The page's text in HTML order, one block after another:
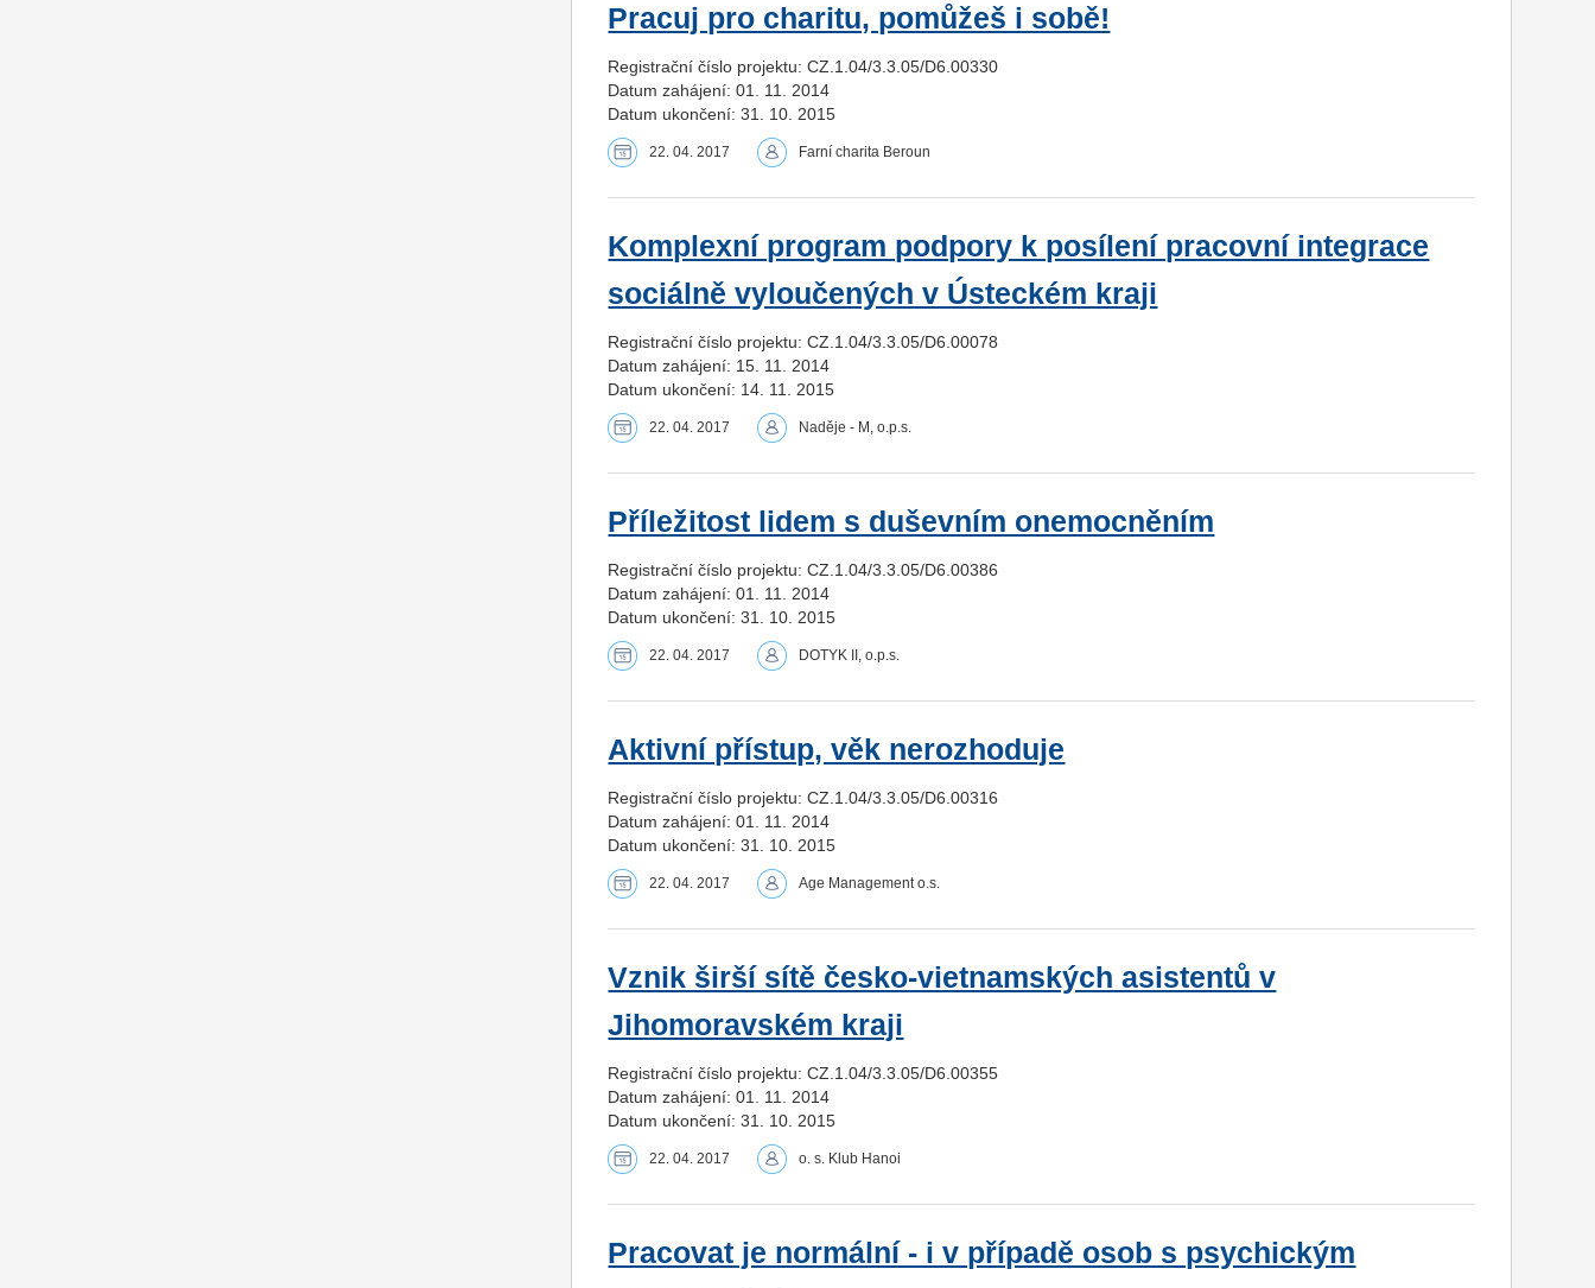
Pracuj pro charitu, pomůžeš i sobě!
Registrační číslo projektu: CZ.1.04/3.3.05/D6.00330
Datum zahájení: 01. 11. 2014
Datum ukončení: 31. 10. 2015
22. 04. 2017 Farní charita Beroun
Komplexní program podpory k posílení pracovní integrace
sociálně vyloučených v Ústeckém kraji
Registrační číslo projektu: CZ.1.04/3.3.05/D6.00078
Datum zahájení: 15. 11. 2014
Datum ukončení: 14. 11. 2015
22. 04. 2017 Naděje - M, o.p.s.
Příležitost lidem s duševním onemocněním
Registrační číslo projektu: CZ.1.04/3.3.05/D6.00386
Datum zahájení: 01. 11. 2014
Datum ukončení: 31. 10. 2015
22. 04. 2017 DOTYK II, o.p.s.
Aktivní přístup, věk nerozhoduje
Registrační číslo projektu: CZ.1.04/3.3.05/D6.00316
Datum zahájení: 01. 11. 2014
Datum ukončení: 31. 10. 2015
22. 04. 2017 Age Management o.s.
Vznik širší sítě česko-vietnamských asistentů v
Jihomoravském kraji
Registrační číslo projektu: CZ.1.04/3.3.05/D6.00355
Datum zahájení: 01. 11. 2014
Datum ukončení: 31. 10. 2015
22. 04. 2017 o. s. Klub Hanoi
Pracovat je normální - i v případě osob s psychickým